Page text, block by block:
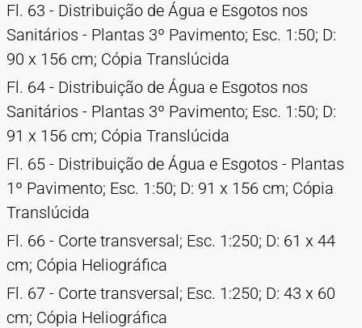
Fl. 63 - Distribuição de Água e Esgotos nos
Sanitários - Plantas 3º Pavimento; Esc. 1:50; D:
90 x 156 cm; Cópia Translúcida
Fl. 64 - Distribuição de Água e Esgotos nos
Sanitários - Plantas 3º Pavimento; Esc. 1:50; D:
91 x 156 cm; Cópia Translúcida
Fl. 65 - Distribuição de Água e Esgotos - Plantas
1º Pavimento; Esc. 1:50; D: 91 x 156 cm; Cópia
Translúcida
Fl. 66 - Corte transversal; Esc. 1:250; D: 61 x 44
cm; Cópia Heliográfica
Fl. 67 - Corte transversal; Esc. 1:250; D: 43 x 60
cm; Cópia Heliográfica